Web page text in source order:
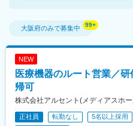
大阪府のみで募集中
NEW
医療機器のルート営業／
帰可
株式会社アルセント(メディアスホ
正社員 転勤なし 5名以上採用